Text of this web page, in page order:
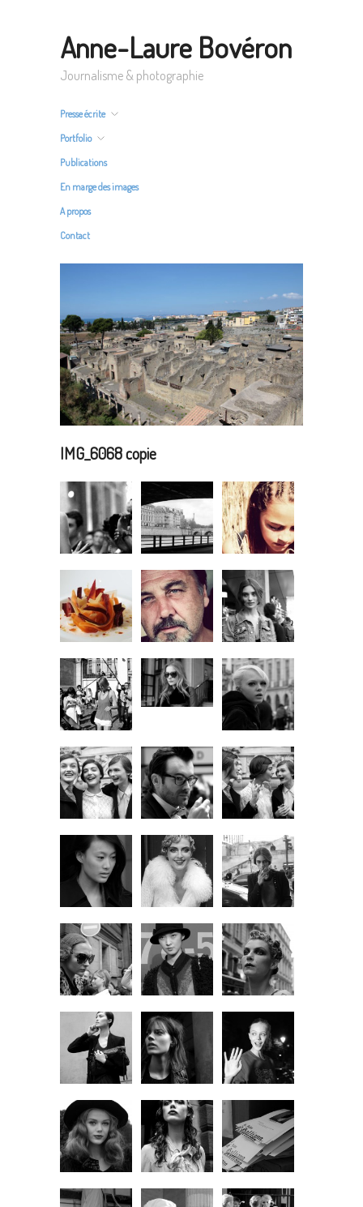
Anne-Laure Bovéron
Journalisme & photographie
Presse écrite
Portfolio
Publications
En marge des images
A propos
Contact
IMG_6068 copie